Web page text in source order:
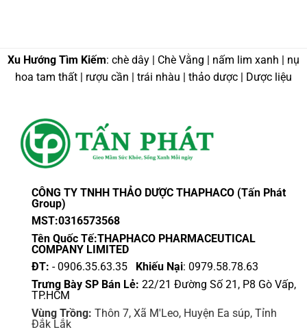
Xu Hướng Tìm Kiếm: chè dây | Chè Vằng | nấm lim xanh | nụ
hoa tam thất | rượu cần | trái nhàu | thảo dược | Dược liệu
CÔNG TY TNHH THẢO DƯỢC THAPHACO (Tấn Phát
Group)
MST:0316573568
Tên Quốc Tế:THAPHACO PHARMACEUTICAL
COMPANY LIMITED
ĐT: - 0906.35.63.35 Khiếu Nại: 0979.58.78.63
Trưng Bày SP Bán Lẻ: 22/21 Đường Số 21, P8 Gò Vấp,
TP.HCM
Vùng Trồng: Thôn 7, Xã M'Leo, Huyện Ea súp, Tỉnh
Đắk Lắk